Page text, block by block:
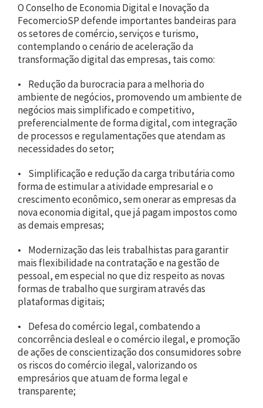
O Conselho de Economia Digital e Inovação da
FecomercioSP defende importantes bandeiras para
os setores de comércio, serviços e turismo,
contemplando o cenário de aceleração da
transformação digital das empresas, tais como:
• Redução da burocracia para a melhoria do
ambiente de negócios, promovendo um ambiente de
negócios mais simplificado e competitivo,
preferencialmente de forma digital, com integração
de processos e regulamentações que atendam as
necessidades do setor;
• Simplificação e redução da carga tributária como
forma de estimular a atividade empresarial e o
crescimento econômico, sem onerar as empresas da
nova economia digital, que já pagam impostos como
as demais empresas;
• Modernização das leis trabalhistas para garantir
mais flexibilidade na contratação e na gestão de
pessoal, em especial no que diz respeito as novas
formas de trabalho que surgiram através das
plataformas digitais;
• Defesa do comércio legal, combatendo a
concorrência desleal e o comércio ilegal, e promoção
de ações de conscientização dos consumidores sobre
os riscos do comércio ilegal, valorizando os
empresários que atuam de forma legal e
transparente;